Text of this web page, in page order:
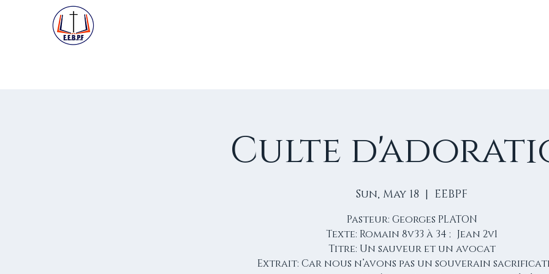
Culte
Sun, May 18
  |
EEBPF
Pasteur: Georges PLATON
Texte: Romain 8v33 à 34 ; Jean 2v1
Titre: Un sauveur et un avocat
Extrait: Car nous n’avons pas un souverain